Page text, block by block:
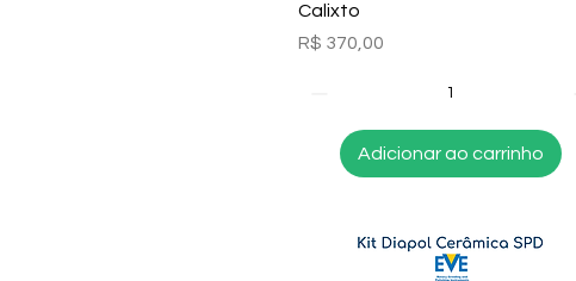
Calixto
Preço
R$ 370,00
Adicionar ao carrinho